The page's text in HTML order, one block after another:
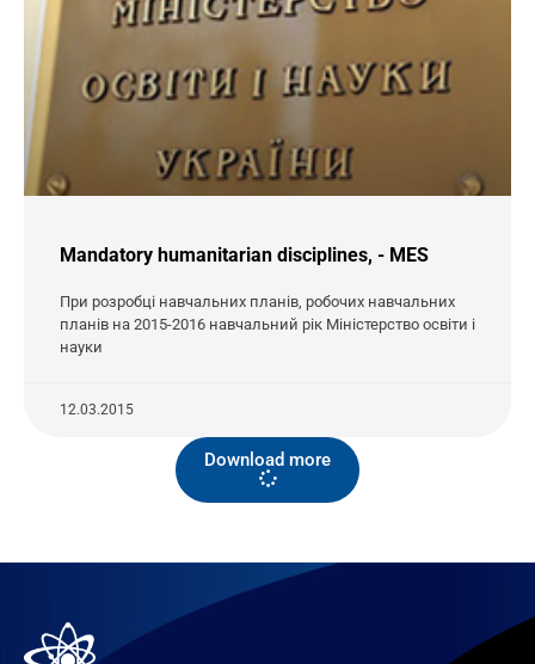
Mandatory humanitarian disciplines, - MES
При розробці навчальних планів, робочих навчальних
планів на 2015-2016 навчальний рік Міністерство освіти і
науки
12.03.2015
Download more